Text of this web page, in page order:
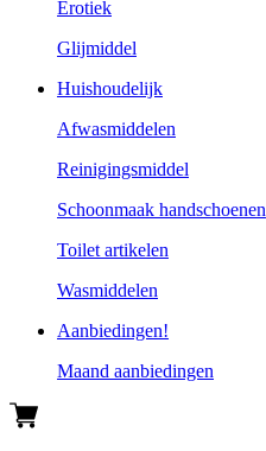
Erotiek
Glijmiddel
Huishoudelijk
Afwasmiddelen
Reinigingsmiddel
Schoonmaak handschoenen
Toilet artikelen
Wasmiddelen
Aanbiedingen!
Maand aanbiedingen